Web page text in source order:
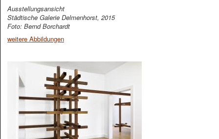
Ausstellungsansicht
Städtische Galerie Delmenhorst, 2015
Foto: Bernd Borchardt
weitere Abbildungen